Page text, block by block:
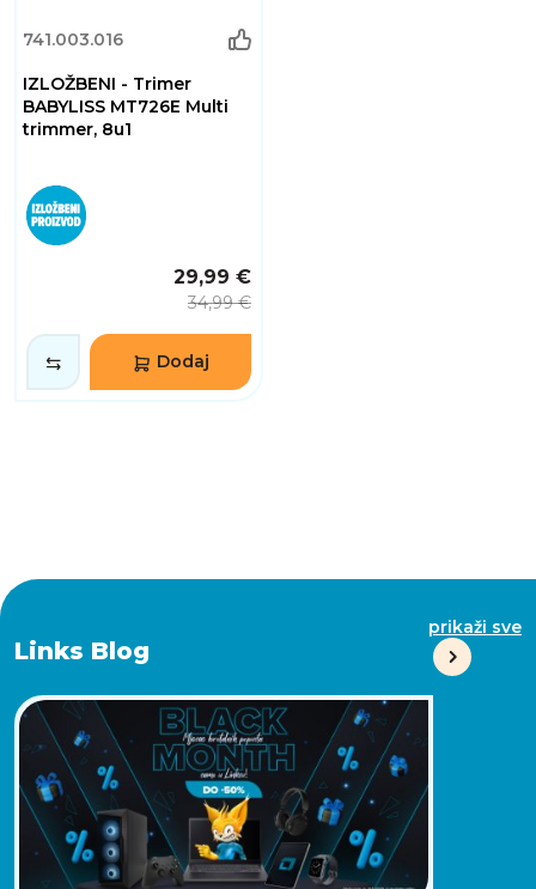
741.003.016
IZLOŽBENI - Trimer
BABYLISS MT726E Multi
trimmer, 8u1
29,99 €
34,99 €
Dodaj
Links Blog
prikaži sve